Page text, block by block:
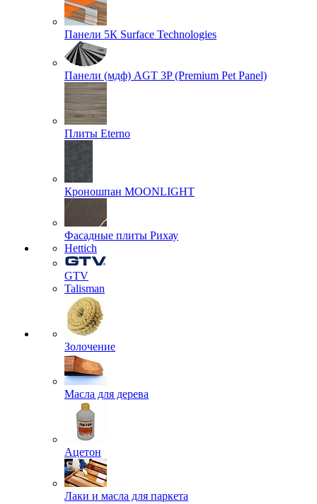
Панели 5К Surface Technologies
Панели (мдф) AGT 3P (Premium Pet Panel)
Плиты Eterno
Кроношпан MOONLIGHT
Фасадные плиты Рихау
Hettich
GTV
Talisman
Золочение
Масла для дерева
Ацетон
Лаки и масла для паркета